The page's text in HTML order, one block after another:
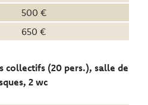
500 €
650 €
collectifs (20 pers.), salle de
2 wc